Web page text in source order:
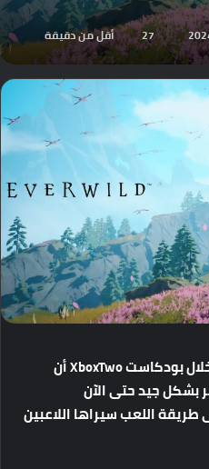
27 أقل من دقيقة
بودكاست
أن
بشكلجيدحتىالآن
طريقةاللعبسيراهااللاعبين